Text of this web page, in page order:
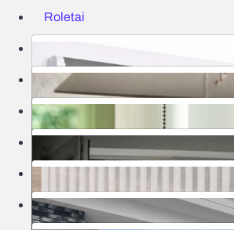
Roletai
Išmanus valdymas
Tinkleliai
Užuolaidos
Markizės